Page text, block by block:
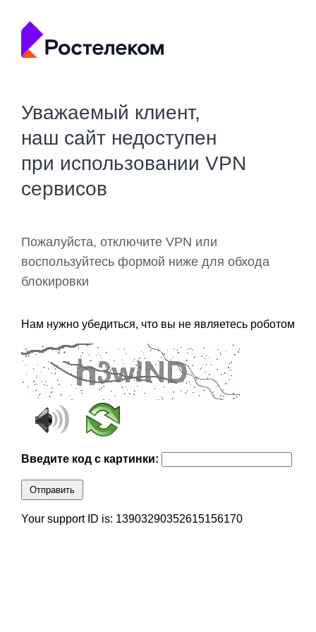
Уважаемый клиент,
наш сайт недоступен
при использовании VPN
сервисов
Пожалуйста, отключите VPN или
воспользуйтесь формой ниже для обхода
блокировки
Нам нужно убедиться, что вы не являетесь роботом
Введите код с картинки:
Отправить
Your support ID is: 13903290352615156170